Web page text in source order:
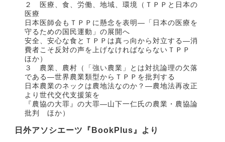
２ 医療、食、労働、地域、環境（ＴＰＰと日本の
医療
日本医師会もＴＰＰに懸念を表明―「日本の医療を
守るための国民運動」の展開へ
安全、安心な食とＴＰＰは真っ向から対立する―消
費者こそ反対の声を上げなければならないＴＰＰ
ほか）
３ 農業、農村（「強い農業」とは対抗論理の欠落
である―世界農業類型からＴＰＰを批判する
日本農業のネックは農地法なのか？―農地法再改正
より世代交代支援策を
『農協の大罪』の大罪―山下一仁氏の農業・農協論
批判 ほか）
日外アソシエーツ『BookPlus』より